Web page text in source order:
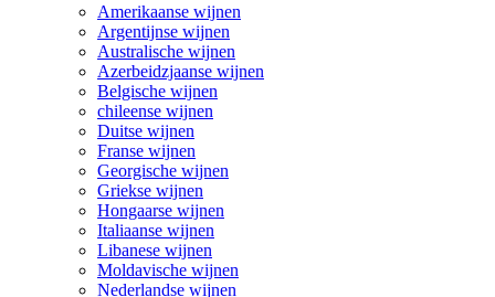
Amerikaanse wijnen
Argentijnse wijnen
Australische wijnen
Azerbeidzjaanse wijnen
Belgische wijnen
chileense wijnen
Duitse wijnen
Franse wijnen
Georgische wijnen
Griekse wijnen
Hongaarse wijnen
Italiaanse wijnen
Libanese wijnen
Moldavische wijnen
Nederlandse wijnen